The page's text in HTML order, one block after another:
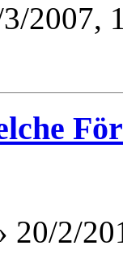
2007,
20/2/